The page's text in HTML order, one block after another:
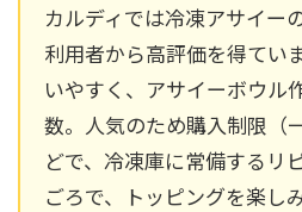
カルディでは冷凍アサイー
利用者から高評価を得てい
いやすく、アサイーボウル
数。人気のため購入制限（
どで、冷凍庫に常備するリ
ごろで、トッピングを楽し